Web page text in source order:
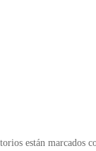
están marcados